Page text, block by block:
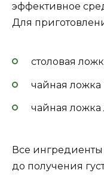
эффективное
Для
столовая
чайная ложка
чайная ложка
Все
до получения